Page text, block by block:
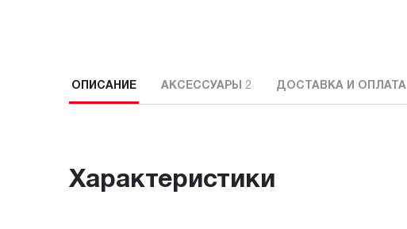
ОПИСАНИЕ АКСЕССУАРЫ 2 ДОСТАВКА И ОПЛАТА
Характеристики